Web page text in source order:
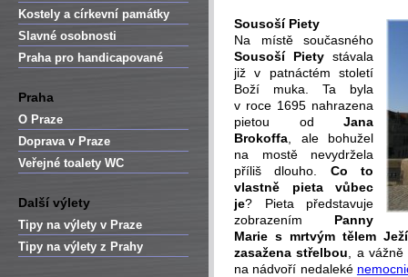
Kostely a církevní památky
Slavné osobnosti
Praha pro handicapované
Praha
O Praze
Doprava v Praze
Veřejné toalety WC
Další výlety
Tipy na výlety v Praze
Tipy na výlety z Prahy
Sousoší Piety
Na místě současného
Sousoší Piety stávala
již v patnáctém století
Boží muka. Ta byla
v roce 1695 nahrazena
pietou od Jana
Brokoffa , ale bohužel
na mostě nevydržela
příliš dlouho. Co to
vlastně pieta vůbec
je? Pieta představuje
zobrazením Panny
Marie s mrtvým tělem
zasažena střelbou , a
na nádvoří nedaleké